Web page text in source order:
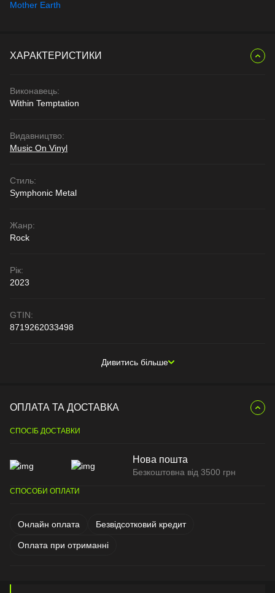
ХАРАКТЕРИСТИКИ
Виконавець:
Within Temptation
Видавництво:
Music On Vinyl
Стиль:
Symphonic Metal
Жанр:
Rock
Рік:
2023
GTIN:
8719262033498
Дивитись більше
ОПЛАТА ТА ДОСТАВКА
СПОСІБ ДОСТАВКИ
Нова пошта
Безкоштовна від 3500 грн
СПОСОБИ ОПЛАТИ
Онлайн оплата Безвідсотковий кредит
Оплата при отриманні